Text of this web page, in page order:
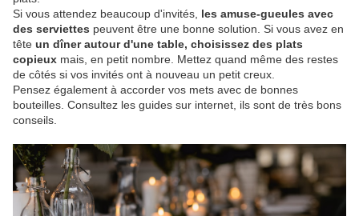
Si vous attendez beaucoup d'invités, les amuse-gueules avec
des serviettes peuvent être une bonne solution. Si vous avez en
tête un dîner autour d'une table, choisissez des plats
copieux mais, en petit nombre. Mettez quand même des restes
de côtés si vos invités ont à nouveau un petit creux.
Pensez également à accorder vos mets avec de bonnes
bouteilles. Consultez les guides sur internet, ils sont de très bons
conseils.